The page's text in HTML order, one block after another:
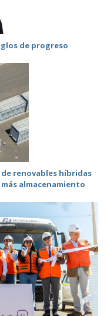
de progreso
renovables híbridas
almacenamiento